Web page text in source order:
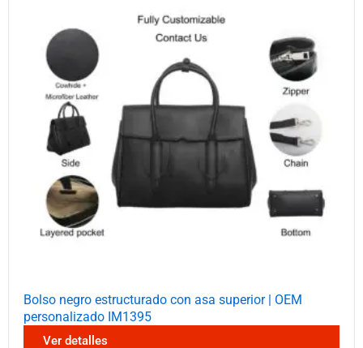
Bolso negro estructurado con asa superior | OEM
personalizado IM1395
Ver detalles